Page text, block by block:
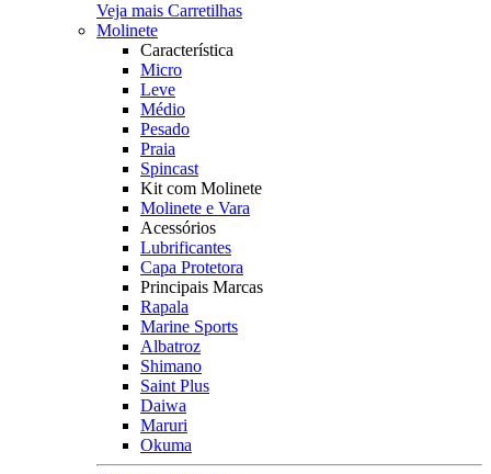
Veja mais Carretilhas
Molinete
Característica
Micro
Leve
Médio
Pesado
Praia
Spincast
Kit com Molinete
Molinete e Vara
Acessórios
Lubrificantes
Capa Protetora
Principais Marcas
Rapala
Marine Sports
Albatroz
Shimano
Saint Plus
Daiwa
Maruri
Okuma